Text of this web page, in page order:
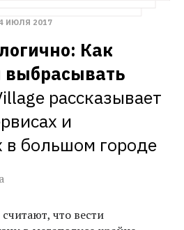
ИЮЛЯ 2017
Как
выбрасывать
рассказывает
и
в большом городе
что вести